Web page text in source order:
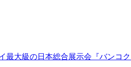
大級の日本総合展示会『バンコ